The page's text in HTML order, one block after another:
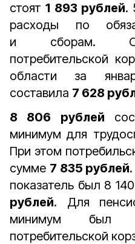
стоят1 893 рублей.
расходы по
и сборам.
потребительской
области за
составила 7 628
8 806 рублей
минимум для
При этом
сумме 7 835 рублей
показатель был 8
рублей. Для
минимум был
потребительской